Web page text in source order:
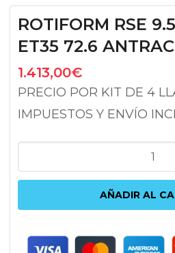
ROTIFORM RSE
ET35 72.6
1.413,00€
PRECIO POR KIT DE 4
IMPUESTOS Y ENVÍO
RSE
5X112/120
72.6
AÑADIR AL